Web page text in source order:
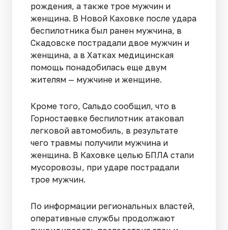
рождения, а также трое мужчин и
женщина. В Новой Каховке после удара
беспилотника был ранен мужчина, в
Скадовске пострадали двое мужчин и
женщина, а в Хатках медицинская
помощь понадобилась еще двум
жителям — мужчине и женщине.
Кроме того, Сальдо сообщил, что в
Горностаевке беспилотник атаковал
легковой автомобиль, в результате
чего травмы получили мужчина и
женщина. В Каховке целью БПЛА стали
мусоровозы, при ударе пострадали
трое мужчин.
По информации региональных властей,
оперативные службы продолжают